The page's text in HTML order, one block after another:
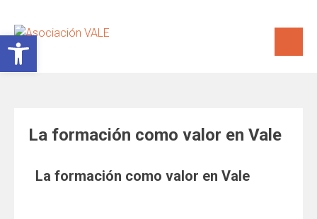
La formación como valor en Vale
La formación como valor en Vale
Abrir barra de herramientas